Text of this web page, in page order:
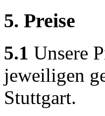
5. Preise
5.1 Unsere
jeweiligen
Stuttgart.